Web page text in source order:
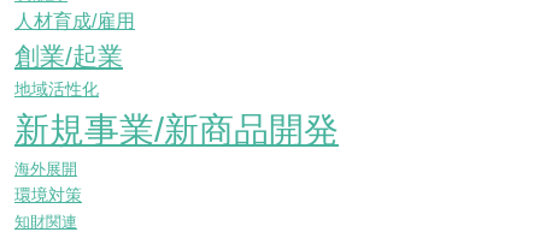
人材育成/雇用
創業/起業
地域活性化
新規事業/新商品開発
海外展開
環境対策
知財関連